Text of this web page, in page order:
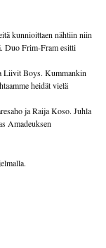
kunnioittaen nähtiin niin
Duo Frim-Fram esitti
Liivit Boys. Kummankin
heidät vielä
ja Raija Koso. Juhla
Amadeuksen